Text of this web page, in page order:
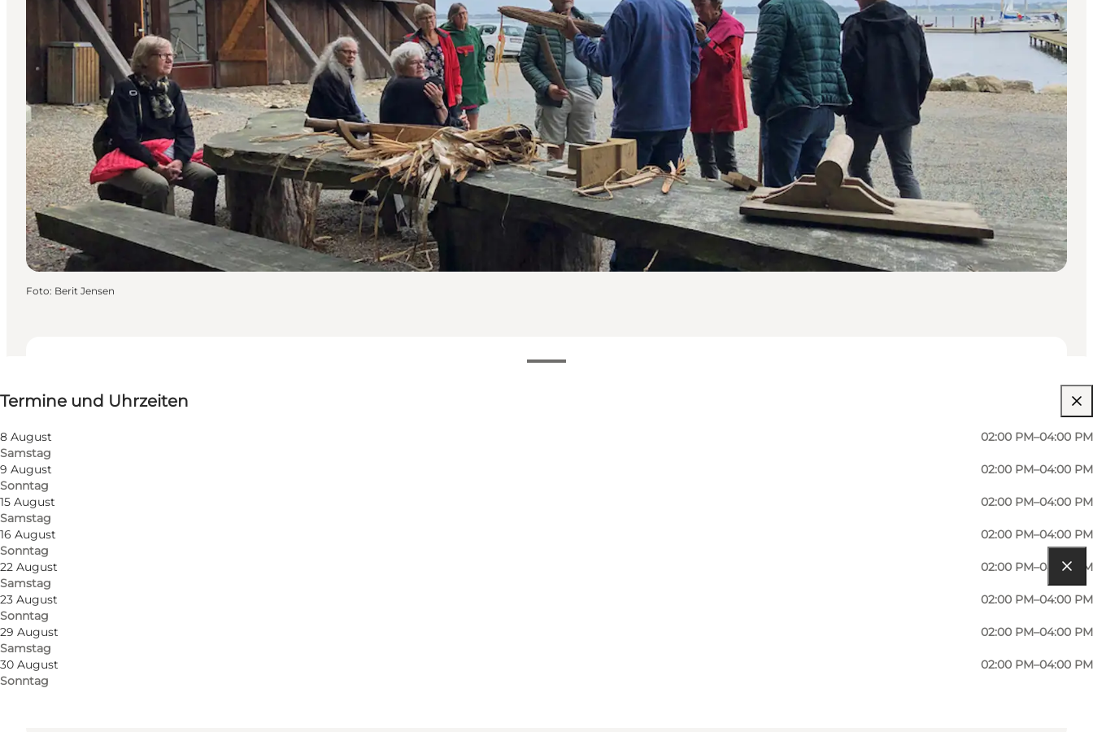
Termine und Uhrzeiten
8 August
Samstag
02:00 PM–04:00 PM
9 August
Sonntag
02:00 PM–04:00 PM
15 August
Samstag
02:00 PM–04:00 PM
16 August
Sonntag
02:00 PM–04:00 PM
22 August
Samstag
02:00 PM–04:00 PM
23 August
Sonntag
02:00 PM–04:00 PM
29 August
Samstag
02:00 PM–04:00 PM
30 August
Sonntag
02:00 PM–04:00 PM
Website besuchen
Foto: Berit Jensen
Route anzeigen
Sottrupskov 36A
6400 Sønderborg